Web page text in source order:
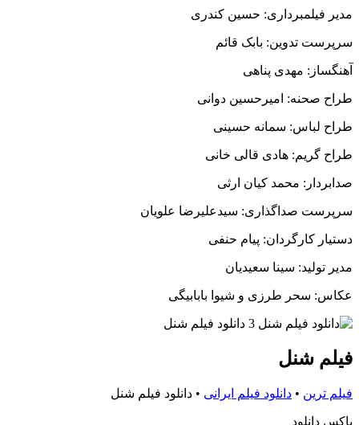
مدیر فیلمبرداری: حسین کندری
سرپرست تدوین: بابک قائم
آهنگساز: مهدی پناهی
طراح صحنه: امیرحسین دوانی
طراح لباس: سمانه حسینی
طراح گریم: هادی قالی خانی
صدابردار: محمد کیان ارثی
سرپرست صداگذاری: سیدعلیرضا علویان
دستیار کارگردان: پیام حنفی
مدیر تولید: سینا سعیدیان
عکاس: سحر طرزی و شیوا بابابیگی
فیلم شنل
فیلم ترین • دانلود فیلم ایرانی • دانلود فیلم شنل
باکس دانلود